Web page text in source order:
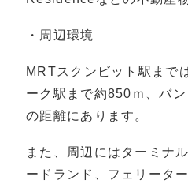
・周辺環境
MRTスクンビット駅まで
ーク駅まで約850ｍ、バ
の距離にあります。
また、周辺にはターミナ
ードランド、フェリータ